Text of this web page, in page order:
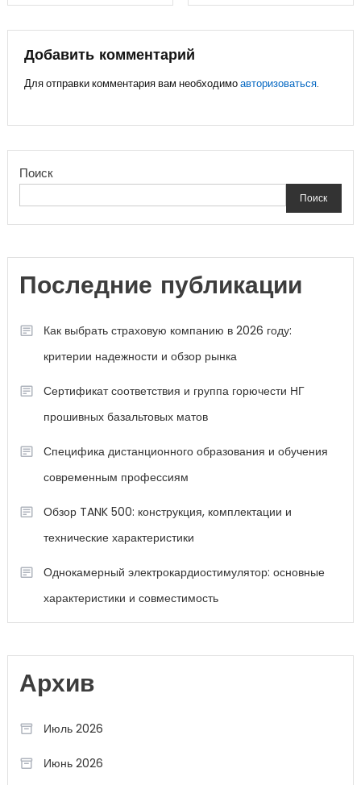
записям
Добавить комментарий
Для отправки комментария вам необходимоавторизоваться.
Поиск
Поиск
Последние публикации
Как выбрать страховую компанию в 2026 году:
критерии надежности и обзор рынка
Сертификат соответствия и группа горючести НГ
прошивных базальтовых матов
Специфика дистанционного образования и обучения
современным профессиям
Обзор TANK 500: конструкция, комплектации и
технические характеристики
Однокамерный электрокардиостимулятор: основные
характеристики и совместимость
Архив
Июль 2026
Июнь 2026